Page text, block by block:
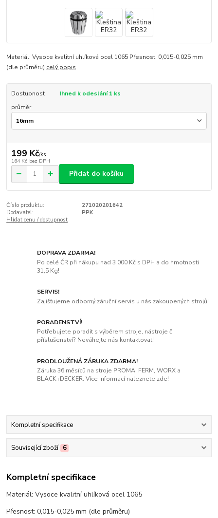
Materiál: Vysoce kvalitní uhlíková ocel 1065 Přesnost: 0,015-0,025 mm
(dle průměru) celý popis
Dostupnost
Ihned k odeslání 1 ks
průměr
199 Kč/ks
164 Kč bez DPH
Přidat do košíku
Číslo produktu:
271020201642
Dodavatel:
PPK
Hlídat cenu / dostupnost
DOPRAVA ZDARMA!
Po celé ČR při nákupu nad 3 000 Kč s DPH a do hmotnosti
31,5 Kg!
SERVIS!
Zajišťujeme odborný záruční servis u nás zakoupených strojů!
PORADENSTVÍ!
Potřebujete poradit s výběrem stroje, nástroje či
příslušenství? Neváhejte nás kontaktovat!
PRODLOUŽENÁ ZÁRUKA ZDARMA!
Záruka 36 měsíců na stroje PROMA, FERM, WORX a
BLACK+DECKER. Více informací naleznete zde!
Kompletní specifikace
Související zboží 6
Kompletní specifikace
Materiál: Vysoce kvalitní uhlíková ocel 1065
Přesnost: 0,015-0,025 mm (dle průměru)